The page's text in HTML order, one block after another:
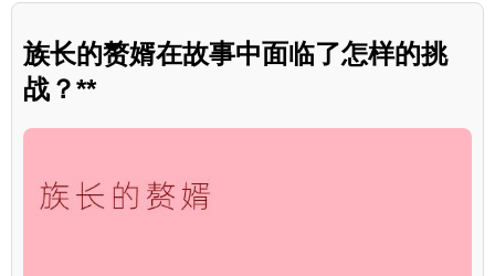
族长的赘婿在故事中面临了怎样的挑
战？**